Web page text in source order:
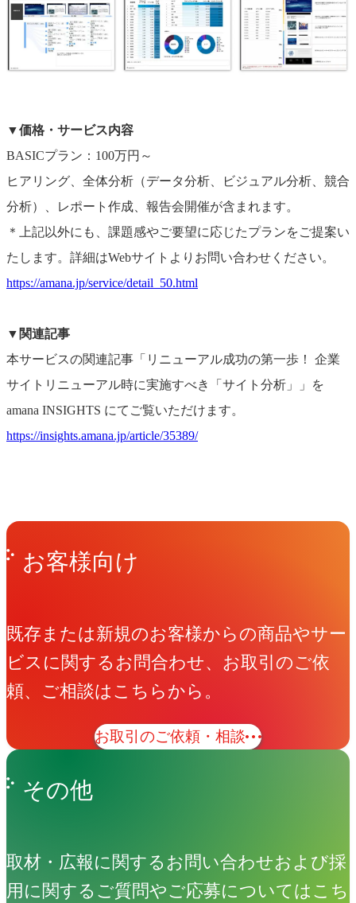
▼価格・サービス内容
BASICプラン：100万円～
ヒアリング、全体分析（データ分析、ビジュアル分析、競合
分析）、レポート作成、報告会開催が含まれます。
＊上記以外にも、課題感やご要望に応じたプランをご提案い
たします。詳細はWebサイトよりお問い合わせください。
https://amana.jp/service/detail_50.html
▼関連記事
本サービスの関連記事「リニューアル成功の第一歩！ 企業
サイトリニューアル時に実施すべき「サイト分析」」を
amana INSIGHTS にてご覧いただけます。
https://insights.amana.jp/article/35389/
Get in Touchお問い合わせ
お客様向け
既存または新規のお客様からの商品やサー
ビスに関するお問合わせ、お取引のご依
頼、ご相談はこちらから。
お取引のご依頼・相談
その他
取材・広報に関するお問い合わせおよび採
用に関するご質問やご応募についてはこち